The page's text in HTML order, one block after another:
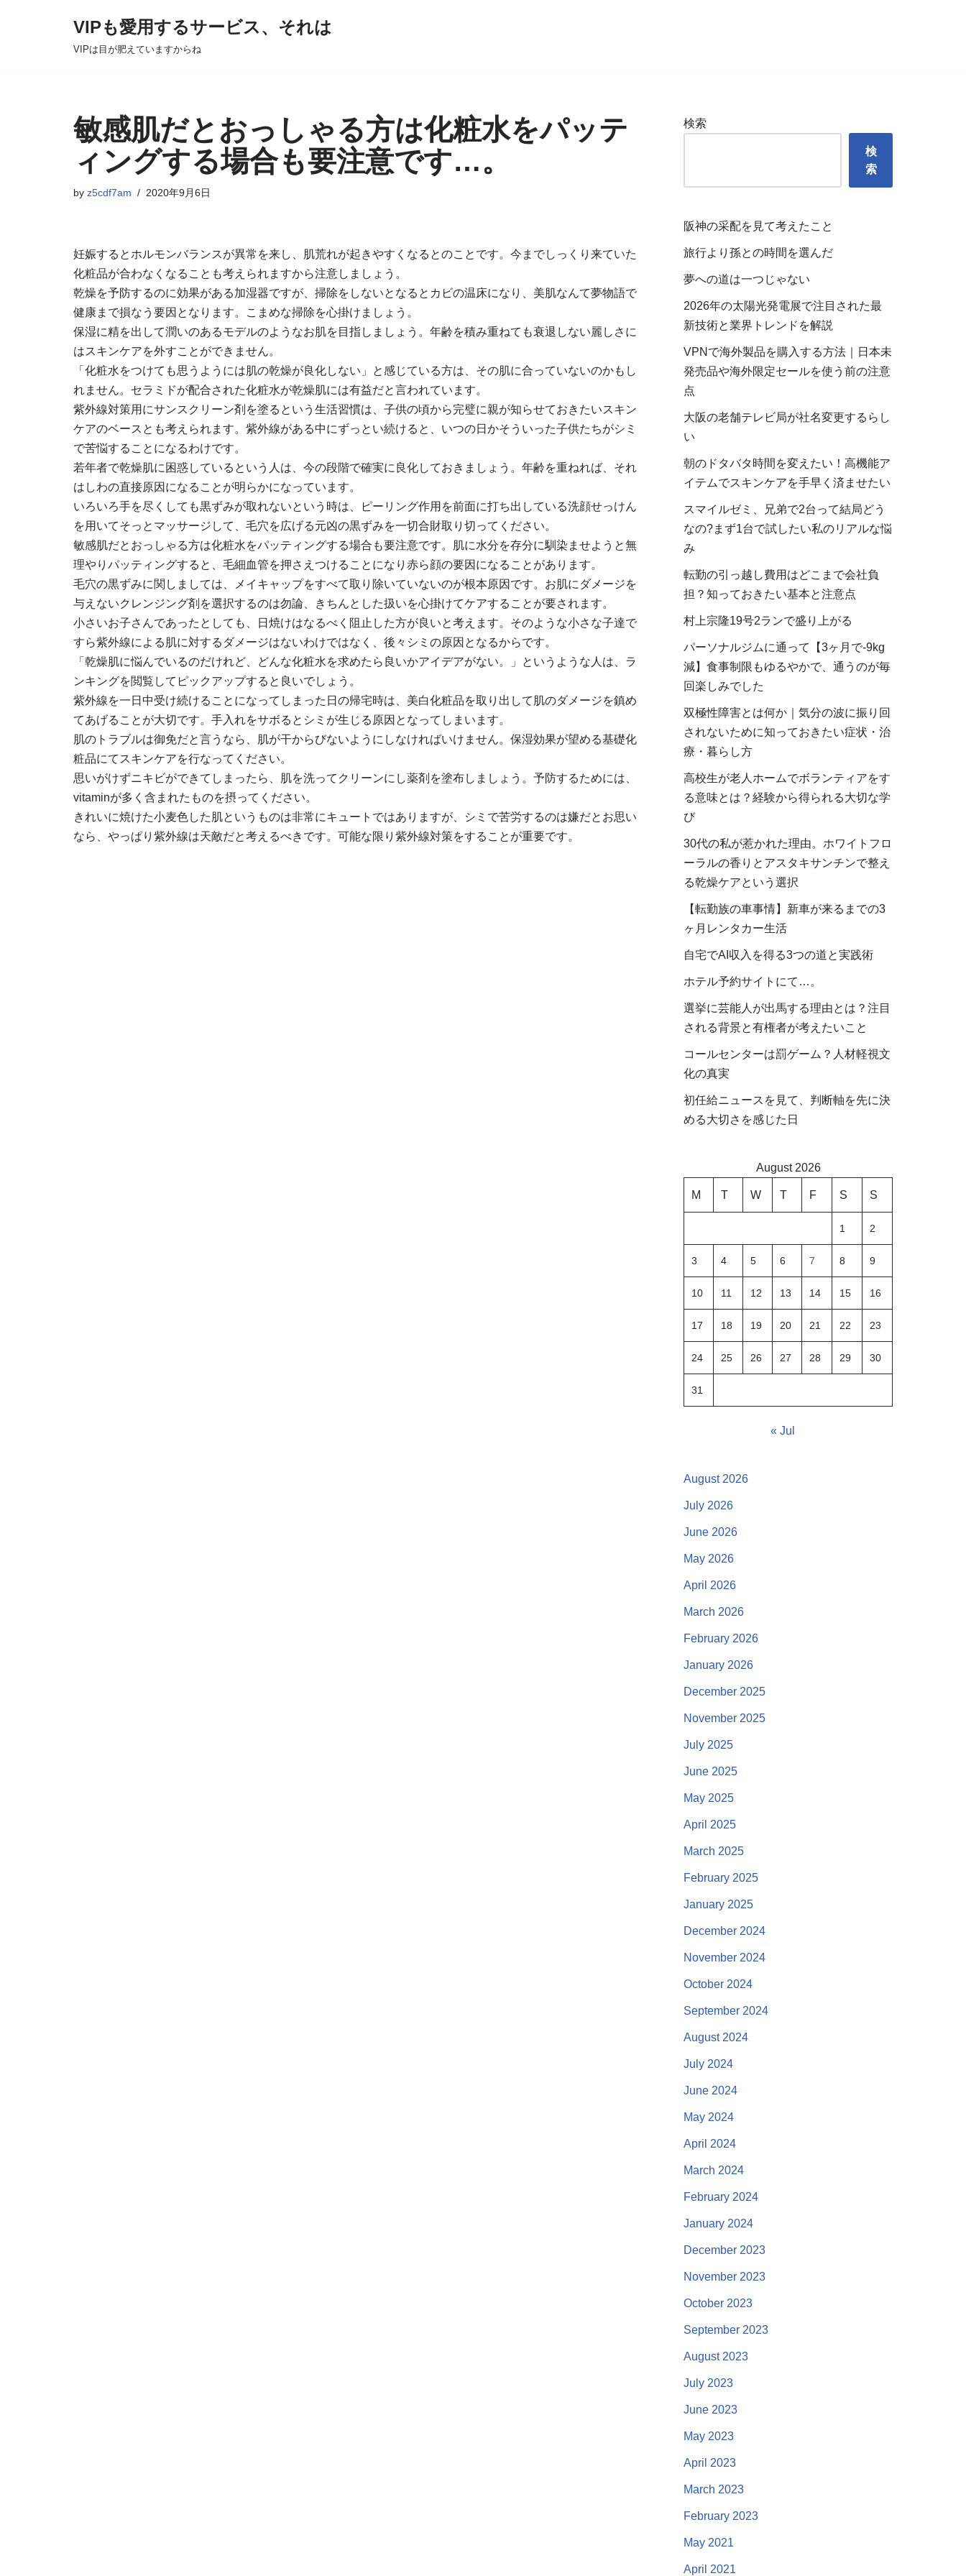
VIPも愛用するサービス、それは
VIPは目が肥えていますからね
敏感肌だとおっしゃる方は化粧水をパッテ
ィングする場合も要注意です…。
by z5cdf7am 2020年9月6日
妊娠するとホルモンバランスが異常を来し、肌荒れが起きやすくなるとのことです。今までしっくり来ていた
化粧品が合わなくなることも考えられますから注意しましょう。
乾燥を予防するのに効果がある加湿器ですが、掃除をしないとなるとカビの温床になり、美肌なんて夢物語で
健康まで損なう要因となります。こまめな掃除を心掛けましょう。
保湿に精を出して潤いのあるモデルのようなお肌を目指しましょう。年齢を積み重ねても衰退しない麗しさに
はスキンケアを外すことができません。
「化粧水をつけても思うようには肌の乾燥が良化しない」と感じている方は、その肌に合っていないのかもし
れません。セラミドが配合された化粧水が乾燥肌には有益だと言われています。
紫外線対策用にサンスクリーン剤を塗るという生活習慣は、子供の頃から完璧に親が知らせておきたいスキン
ケアのベースとも考えられます。紫外線がある中にずっとい続けると、いつの日かそういった子供たちがシミ
で苦悩することになるわけです。
若年者で乾燥肌に困惑しているという人は、今の段階で確実に良化しておきましょう。年齢を重ねれば、それ
はしわの直接原因になることが明らかになっています。
いろいろ手を尽くしても黒ずみが取れないという時は、ピーリング作用を前面に打ち出している洗顔せっけん
を用いてそっとマッサージして、毛穴を広げる元凶の黒ずみを一切合財取り切ってください。
敏感肌だとおっしゃる方は化粧水をパッティングする場合も要注意です。肌に水分を存分に馴染ませようと無
理やりパッティングすると、毛細血管を押さえつけることになり赤ら顔の要因になることがあります。
毛穴の黒ずみに関しましては、メイキャップをすべて取り除いていないのが根本原因です。お肌にダメージを
与えないクレンジング剤を選択するのは勿論、きちんとした扱いを心掛けてケアすることが要されます。
小さいお子さんであったとしても、日焼けはなるべく阻止した方が良いと考えます。そのような小さな子達で
すら紫外線による肌に対するダメージはないわけではなく、後々シミの原因となるからです。
「乾燥肌に悩んでいるのだけれど、どんな化粧水を求めたら良いかアイデアがない。」というような人は、ラ
ンキングを閲覧してピックアップすると良いでしょう。
紫外線を一日中受け続けることになってしまった日の帰宅時は、美白化粧品を取り出して肌のダメージを鎮め
てあげることが大切です。手入れをサボるとシミが生じる原因となってしまいます。
肌のトラブルは御免だと言うなら、肌が干からびないようにしなければいけません。保湿効果が望める基礎化
粧品にてスキンケアを行なってください。
思いがけずニキビができてしまったら、肌を洗ってクリーンにし薬剤を塗布しましょう。予防するためには、
vitaminが多く含まれたものを摂ってください。
きれいに焼けた小麦色した肌というものは非常にキュートではありますが、シミで苦労するのは嫌だとお思い
なら、やっぱり紫外線は天敵だと考えるべきです。可能な限り紫外線対策をすることが重要です。
検索
検
索
阪神の采配を見て考えたこと
旅行より孫との時間を選んだ
夢への道は一つじゃない
2026年の太陽光発電展で注目された最
新技術と業界トレンドを解説
VPNで海外製品を購入する方法｜日本未
発売品や海外限定セールを使う前の注意
点
大阪の老舗テレビ局が社名変更するらし
い
朝のドタバタ時間を変えたい！高機能ア
イテムでスキンケアを手早く済ませたい
スマイルゼミ、兄弟で2台って結局どう
なの?まず1台で試したい私のリアルな悩
み
転勤の引っ越し費用はどこまで会社負
担？知っておきたい基本と注意点
村上宗隆19号2ランで盛り上がる
パーソナルジムに通って【3ヶ月で-9kg
減】食事制限もゆるやかで、通うのが毎
回楽しみでした
双極性障害とは何か｜気分の波に振り回
されないために知っておきたい症状・治
療・暮らし方
高校生が老人ホームでボランティアをす
る意味とは？経験から得られる大切な学
び
30代の私が惹かれた理由。ホワイトフロ
ーラルの香りとアスタキサンチンで整え
る乾燥ケアという選択
【転勤族の車事情】新車が来るまでの3
ヶ月レンタカー生活
自宅でAI収入を得る3つの道と実践術
ホテル予約サイトにて…。
選挙に芸能人が出馬する理由とは？注目
される背景と有権者が考えたいこと
コールセンターは罰ゲーム？人材軽視文
化の真実
初任給ニュースを見て、判断軸を先に決
める大切さを感じた日
August 2026
M T W T F S S
1 2
3 4 5 6 7 8 9
10 11 12 13 14 15 16
17 18 19 20 21 22 23
24 25 26 27 28 29 30
31
« Jul
August 2026
July 2026
June 2026
May 2026
April 2026
March 2026
February 2026
January 2026
December 2025
November 2025
July 2025
June 2025
May 2025
April 2025
March 2025
February 2025
January 2025
December 2024
November 2024
October 2024
September 2024
August 2024
July 2024
June 2024
May 2024
April 2024
March 2024
February 2024
January 2024
December 2023
November 2023
October 2023
September 2023
August 2023
July 2023
June 2023
May 2023
April 2023
March 2023
February 2023
May 2021
April 2021